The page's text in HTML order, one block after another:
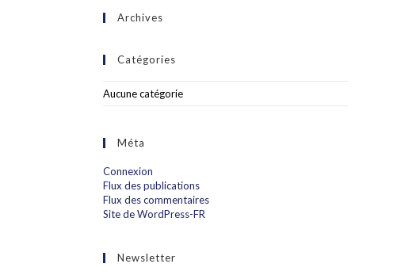
Archives
Catégories
Aucune catégorie
Méta
Connexion
Flux des publications
Flux des commentaires
Site de WordPress-FR
Newsletter